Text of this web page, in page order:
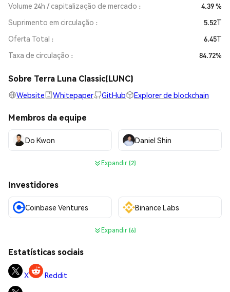
Volume 24h / capitalização de mercado
4.39 %
Suprimento em circulação
5.52T
Oferta Total
6.45T
Taxa de circulação
84.72%
Sobre Terra Luna Classic(LUNC)
Website Whitepaper GitHub Explorer de blockchain
Membros da equipe
Do Kwon Daniel Shin
Expandir (2)
Investidores
Coinbase Ventures Binance Labs
Expandir (6)
Estatísticas sociais
X Reddit